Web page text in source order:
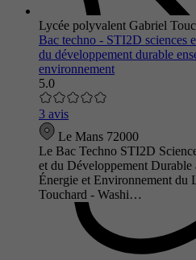
Lycée polyvalent Gabriel
Bac techno - STI2D sciences
du développement durable
environnement
5.0
3 avis
Le Mans 72000
Le Bac Techno STI2D
et du Développement Durable
Énergie et Environnement du
Touchard - Washi…